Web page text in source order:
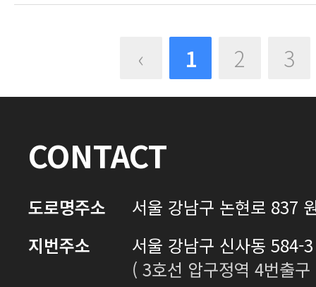
‹ 1 2 3
CONTACT
도로명주소
서울 강남구 논현로 837
지번주소
서울 강남구 신사동 584-
( 3호선 압구정역 4번출